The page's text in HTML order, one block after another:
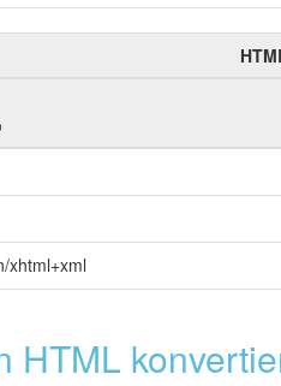
xhtml+xml
HTML